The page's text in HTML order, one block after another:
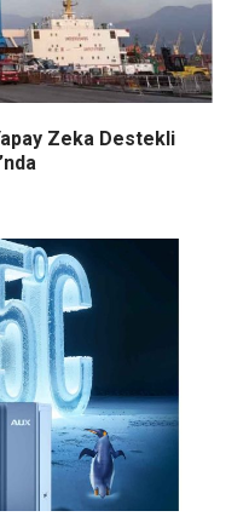
Zeka Destekli